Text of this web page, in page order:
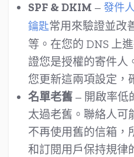
SPF & DKIM – 發件
鑰匙常用來驗證並改
等。在您的 DNS 上
證您是授權的寄件人
您更新這兩項設定，
名單老舊– 開啟率低
太過老舊。聯絡人可
不再使用舊的信箱，
和訂閱用戶保持規律